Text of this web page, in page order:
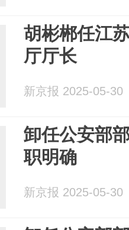
胡彬郴任江
厅厅长
新京报 2025-05-30
卸任公安部
职明确
新京报 2025-05-30